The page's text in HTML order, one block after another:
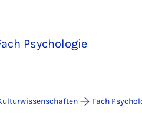
Psychologie
Fach